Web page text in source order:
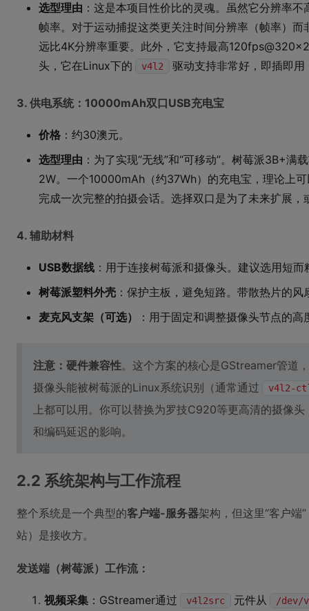
选型理由 ：这是本项目性价比的灵魂。虽然它分辨率
帧率。对于运动捕捉这类更关注时间分辨率（帧率）
远比4K分辨率重要。此外，它支持最高
头，它在Linux下的
v4l2 驱动支持非常好，即插即
3. 供电系统：10000mAh双口USB充电宝
价格 ：约30澳元。
选型理由 ：为了实现“无线”和“可移动”。树莓派3B+
2W。一个10000mAh（约37Wh）的充电宝，理论上
完成一次完整的拍摄会话。选择双口是为了未来扩展，
4. 辅助材料
USB数据线 ：用于连接树莓派和摄像头。建议选用短
树莓派塑料外壳 ：保护主板，避免短路。带散热片的风
麦克风支架（可选）
：用于固定和调整摄像头节点的
注意：硬件兼容性。这个方案的核心是GStreamer管道
摄像头能被树莓派的Linux系统识别（通常通过
v4l2-
上都可以用。你可以替换为罗技C920等更高清的摄像
和编码延迟的影响。
2.2 系统架构与工作流程
整个系统是一个典型的客户端-服务器架构，但这里“客户端
站）是接收方。
发送端（树莓派）工作流：
视频采集 ：GStreamer通过 v4l2src 元件从 /dev/